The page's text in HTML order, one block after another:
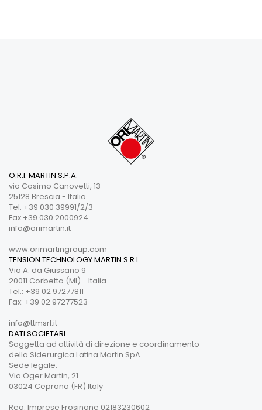
O.R.I. MARTIN S.P.A.
via Cosimo Canovetti, 13
25128 Brescia - Italia
Tel. +39 030 39991/2/3
Fax +39 030 2000924
info@orimartin.it
www.orimartingroup.com
TENSION TECHNOLOGY MARTIN S.R.L.
Via A. da Giussano 9
20011 Corbetta (MI) - Italia
Tel.: +39 02 97277811
Fax: +39 02 97277523
info@ttmsrl.it
DATI SOCIETARI
Soggetta ad attività di direzione e coordinamento
della Siderurgica Latina Martin SpA
Sede legale:
Via Oger Martin, 21
03024 Ceprano (FR) Italy
Reg. Imprese Frosinone 02183230602